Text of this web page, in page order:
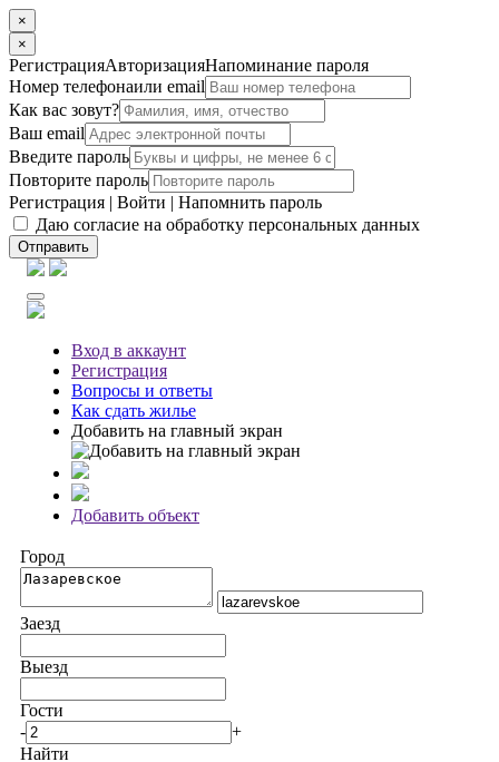
×
×
РегистрацияАвторизацияНапоминание пароля
Номер телефонаили email
Как вас зовут?
Ваш email
Введите пароль
Повторите пароль
Регистрация | Войти | Напомнить пароль
Даю согласие на обработку персональных данных
Отправить
Вход в аккаунт
Регистрация
Вопросы и ответы
Как сдать жилье
Добавить на главный экран
Добавить объект
Город
Заезд
Выезд
Гости
-
+
Найти